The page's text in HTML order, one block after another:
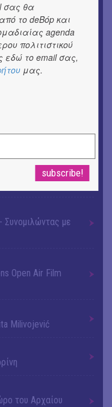
στη Δημοτική
με
Open Air Film
Milivojević
του Αρχαίου
σας θα
το deBόp και
agenda
πολιτιστικού
το email σας,
μας.